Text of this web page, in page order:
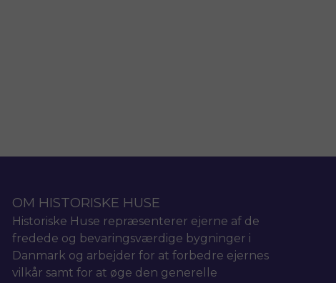
OM HISTORISKE HUSE
Historiske Huse repræsenterer ejerne af de
fredede og bevaringsværdige bygninger i
Danmark og arbejder for at forbedre ejernes
vilkår samt for at øge den generelle